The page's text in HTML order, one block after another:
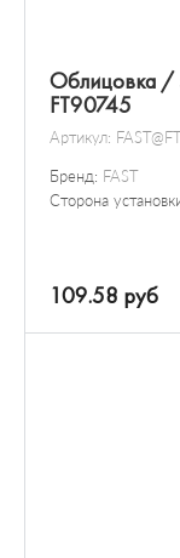
Облицовка /
FT90745
Артикул:
Бренд: FAST
Сторона
109.58 руб